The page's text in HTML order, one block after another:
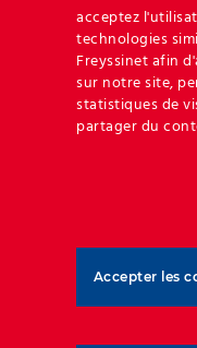
acceptez
technologies
Freyssinet afin
sur notre site,
statistiques de
partager du
Accepter les